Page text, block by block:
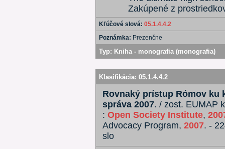
Zakúpené z
Kľúčové slová: 05.1.4.4.2
Poznámka: Prezenčne
Typ: Kniha - monografia (monografia)
Klasifikácia: 05.1.4.4.2
Rovnaký prístup Rómov ku
správa 2007. / zost. EUMAP
: Open Society Institute,
Advocacy Program, 2007. -
slo